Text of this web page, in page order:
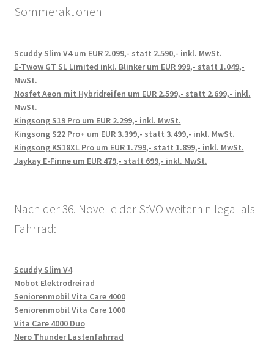
Sommeraktionen
Scuddy Slim V4 um EUR 2.099,- statt 2.590,- inkl. MwSt.
E-Twow GT SL Limited inkl. Blinker um EUR 999,- statt 1.049,-
MwSt.
Nosfet Aeon mit Hybridreifen um EUR 2.599,- statt 2.699,- inkl.
MwSt.
Kingsong S19 Pro um EUR 2.299,- inkl. MwSt.
Kingsong S22 Pro+ um EUR 3.399,- statt 3.499,- inkl. MwSt.
Kingsong KS18XL Pro um EUR 1.799,- statt 1.899,- inkl. MwSt.
Jaykay E-Finne um EUR 479,- statt 699,- inkl. MwSt.
Nach der 36. Novelle der StVO weiterhin legal als
Fahrrad:
Scuddy Slim V4
Mobot Elektrodreirad
Seniorenmobil Vita Care 4000
Seniorenmobil Vita Care 1000
Vita Care 4000 Duo
Nero Thunder Lastenfahrrad